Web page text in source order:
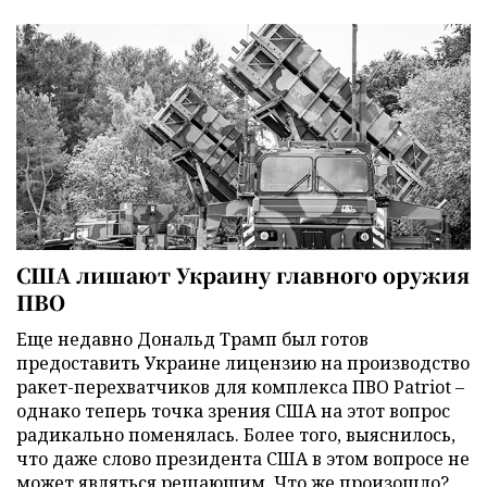
США лишают Украину главного оружия
ПВО
Еще недавно Дональд Трамп был готов
предоставить Украине лицензию на производство
ракет-перехватчиков для комплекса ПВО Patriot –
однако теперь точка зрения США на этот вопрос
радикально поменялась. Более того, выяснилось,
что даже слово президента США в этом вопросе не